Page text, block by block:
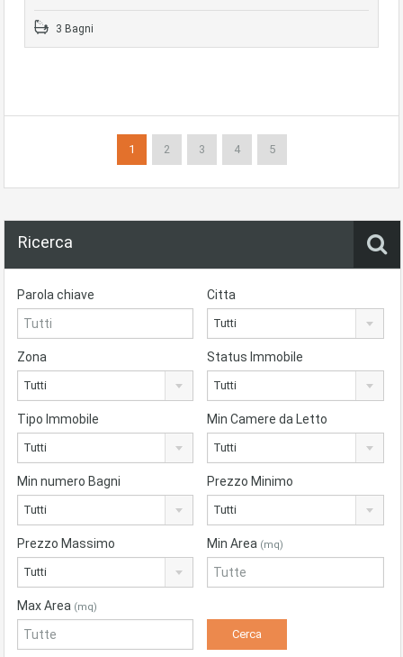
3 Bagni
1 2 3 4 5
Ricerca
Parola chiave Citta
Tutti
Zona
Tutti
Status Immobile
Tutti
Tipo Immobile
Tutti
Min Camere da Letto
Tutti
Min numero Bagni
Tutti
Prezzo Minimo
Tutti
Prezzo Massimo
Tutti
Min Area (mq)
Max Area (mq)